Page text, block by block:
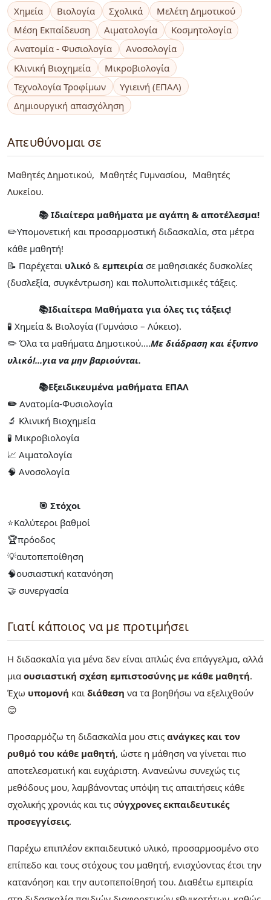
Χημεία Βιολογία Σχολικά
Μελέτη Δημοτικού
Μέση Εκπαίδευση
Αιματολογία
Κοσμητολογία
Ανατομία - Φυσιολογία
Ανοσολογία
Κλινική Βιοχημεία
Μικροβιολογία
Τεχνολογία Τροφίμων
Υγιεινή (ΕΠΑΛ)
Δημιουργική απασχόληση
Απευθύνομαι σε
Μαθητές Δημοτικού Μαθητές Γυμνασίου
Μαθητές
Λυκείου
📚 Ιδιαίτερα μαθήματα με αγάπη & αποτέλεσμα!
✏️Υπομονετική και προσαρμοστική διδασκαλία, στα μέτρα
κάθε μαθητή!
📝 Παρέχεται υλικό & εμπειρία σε μαθησιακές δυσκολίες
(δυσλεξία, συγκέντρωση) και πολυπολιτισμικές τάξεις.
📚Ιδιαίτερα Μαθήματα για όλες τις τάξεις!
🧪 Χημεία & Βιολογία (Γυμνάσιο – Λύκειο).
✏️ Όλα τα μαθήματα Δημοτικού....Με διάδραση και έξυπνο
υλικό!...για να μην βαριούνται.
📚Εξειδικευμένα μαθήματα ΕΠΑΛ
✏️ Ανατομία-Φυσιολογία
🔬 Κλινική Βιοχημεία
🧪 Μικροβιολογία
📈 Αιματολογία
🧠 Ανοσολογία
🎯 Στόχοι
⭐Καλύτεροι βαθμοί
🏆πρόοδος
💡αυτοπεποίθηση
🧠ουσιαστική κατανόηση
🤝 συνεργασία
Γιατί κάποιος να με προτιμήσει
Η διδασκαλία για μένα δεν είναι απλώς ένα επάγγελμα, αλλά
μια ουσιαστική σχέση εμπιστοσύνης με κάθε μαθητή.
Έχω υπομονή και διάθεση να τα βοηθήσω να εξελιχθούν
😊
Προσαρμόζω τη διδασκαλία μου στις ανάγκες και τον
ρυθμό του κάθε μαθητή, ώστε η μάθηση να γίνεται πιο
αποτελεσματική και ευχάριστη. Ανανεώνω συνεχώς τις
μεθόδους μου, λαμβάνοντας υπόψη τις απαιτήσεις κάθε
σχολικής χρονιάς και τις σύγχρονες εκπαιδευτικές
προσεγγίσεις.
Παρέχω επιπλέον εκπαιδευτικό υλικό, προσαρμοσμένο στο
επίπεδο και τους στόχους του μαθητή, ενισχύοντας έτσι την
κατανόηση και την αυτοπεποίθησή του. Διαθέτω εμπειρία